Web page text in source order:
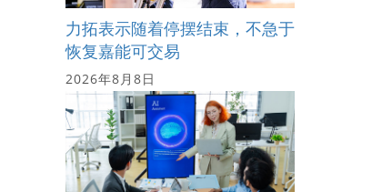
力拓表示随着停摆结束，不急于
恢复嘉能可交易
2026年8月8日